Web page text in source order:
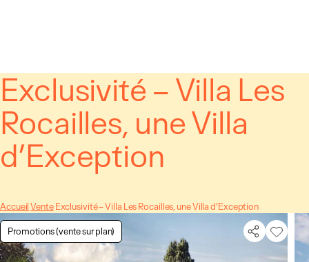
Exclusivité – Villa Les
Rocailles, une Villa
d’Exception
AccueilVenteExclusivité – Villa Les Rocailles, une Villa d’Exception
Promotions (vente sur plan)